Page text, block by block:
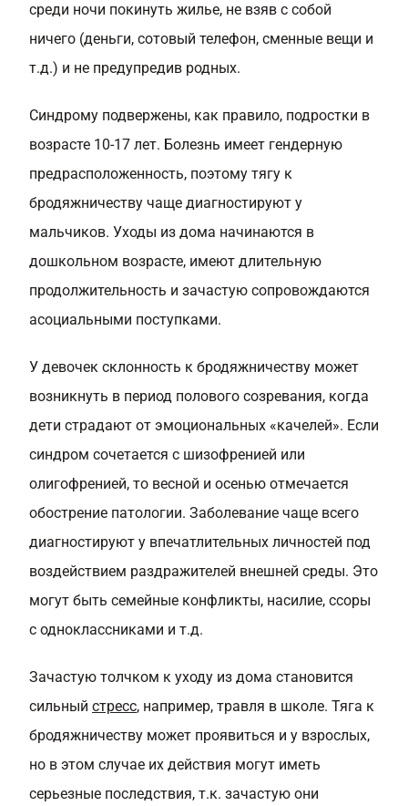
среди ночи покинуть жилье, не взяв с собой
ничего (деньги, сотовый телефон, сменные вещи и
т.д.) и не предупредив родных.
Синдрому подвержены, как правило, подростки в
возрасте 10-17 лет. Болезнь имеет гендерную
предрасположенность, поэтому тягу к
бродяжничеству чаще диагностируют у
мальчиков. Уходы из дома начинаются в
дошкольном возрасте, имеют длительную
продолжительность и зачастую сопровождаются
асоциальными поступками.
У девочек склонность к бродяжничеству может
возникнуть в период полового созревания, когда
дети страдают от эмоциональных «качелей». Если
синдром сочетается с шизофренией или
олигофренией, то весной и осенью отмечается
обострение патологии. Заболевание чаще всего
диагностируют у впечатлительных личностей под
воздействием раздражителей внешней среды. Это
могут быть семейные конфликты, насилие, ссоры
с одноклассниками и т.д.
Зачастую толчком к уходу из дома становится
сильный стресс, например, травля в школе. Тяга к
бродяжничеству может проявиться и у взрослых,
но в этом случае их действия могут иметь
серьезные последствия, т.к. зачастую они